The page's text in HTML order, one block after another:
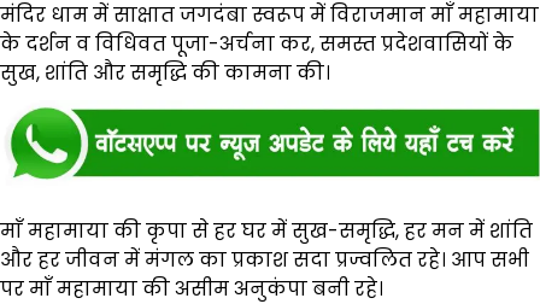
मंदिर धाम में साक्षात जगदंबा स्वरूप में विराजमान माँ महामाया
के दर्शन व विधिवत पूजा-अर्चना कर, समस्त प्रदेशवासियों के
सुख, शांति और समृद्धि की कामना की।
माँ महामाया की कृपा से हर घर में सुख-समृद्धि, हर मन में शांति
और हर जीवन में मंगल का प्रकाश सदा प्रज्वलित रहे। आप सभी
पर माँ महामाया की असीम अनुकंपा बनी रहे।